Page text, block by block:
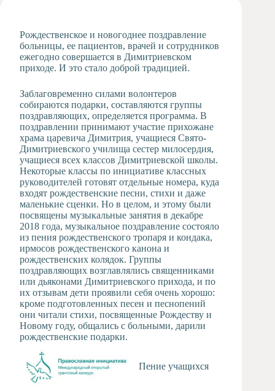
Музыкальное
отделение
Психологическая
Тьюторская
служба
Рождественское и новогоднее поздравление
больницы, ее пациентов, врачей и сотрудников
ежегодно совершается в Димитриевском
приходе. И это стало доброй традицией.
Заблаговременно силами волонтеров
собираются подарки, составляются группы
поздравляющих, определяется программа. В
поздравлении принимают участие прихожане
храма царевича Димитрия, учащиеся Свято-
Димитриевского училища сестер милосердия,
учащиеся всех классов Димитриевской школы.
Некоторые классы по инициативе классных
руководителей готовят отдельные номера, куда
входят рождественские песни, стихи и даже
маленькие сценки. Но в целом, и этому были
посвящены музыкальные занятия в декабре
2018 года, музыкальное поздравление состояло
из пения рождественского тропаря и кондака,
ирмосов рождественского канона и
рождественских колядок. Группы
поздравляющих возглавлялись священниками
или дьяконами Димитриевского прихода, и по
их отзывам дети проявили себя очень хорошо:
кроме подготовленных песен и песнопений
они читали стихи, посвященные Рождеству и
Новому году, общались с больными, дарили
рождественские подарки.
Пение учащихся